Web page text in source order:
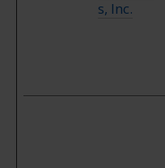
s, Inc.